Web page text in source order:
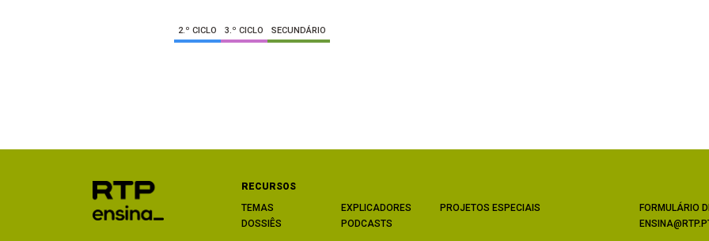
2.º CICLO 3.º CICLO SECUNDÁRIO
RECURSOS
TEMAS
DOSSIÊS
EXPLICADORES
PODCASTS
PROJETOS ESPECIAIS
FORMULÁRIO